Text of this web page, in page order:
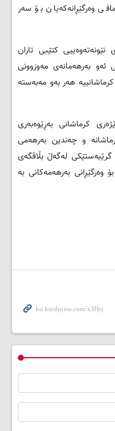
وەرگێڕانەکەیان بۆ سەر
نێونەتەوەییی کتێبی تاران
ئەو بەرهەمانەی مەوزوونی
هەر بەو مەبەستە
کرماشانی بەڕێوەبەری
و چەندین بەرهەمی
لەگەڵ بڵاڤگەی
وەرگێڕانی بەرهەمەکانی بە